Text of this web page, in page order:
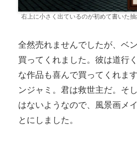
右上に小さく出ているのが初めて書いた抽
全然売れませんでしたが、ベ
買ってくれました。彼は道行
な作品も喜んで買ってくれま
ンジャミ。君は救世主だ。そ
はないようなので、風景画メ
とにしました。